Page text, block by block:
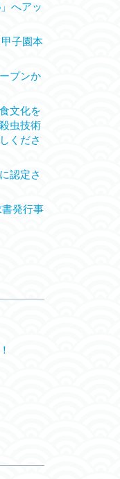
へアッ
子園本
プンか
文化を
虫技術
くださ
認定さ
発行事